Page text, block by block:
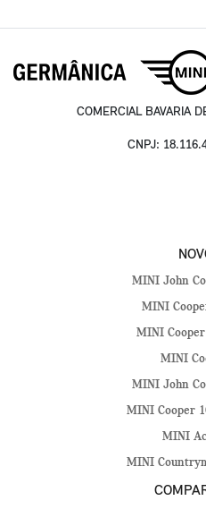
COMERCIAL BAVARIA
CNPJ:
MINI John
MINI
MINI
MINI
MINI John
MINI Cooper
MINI
MINI